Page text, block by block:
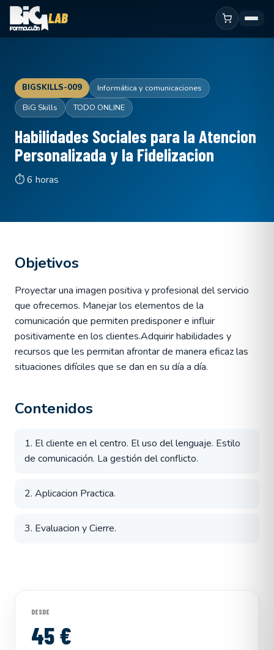
BIGSKILLS-009
Informática y comunicaciones
BiG Skills
TODO ONLINE
Habilidades Sociales para la Atencion
Personalizada y la Fidelizacion
⏱ 6 horas
Objetivos
Proyectar una imagen positiva y profesional del servicio
que ofrecemos. Manejar los elementos de la
comunicación que permiten predisponer e influir
positivamente en los clientes.Adquirir habilidades y
recursos que les permitan afrontar de manera eficaz las
situaciones difíciles que se dan en su día a día.
Contenidos
1. El cliente en el centro. El uso del lenguaje. Estilo
de comunicación. La gestión del conflicto.
2. Aplicacion Practica.
3. Evaluacion y Cierre.
DESDE
45 €